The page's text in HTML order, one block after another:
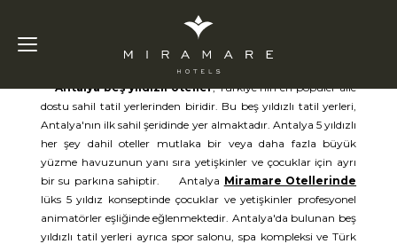
Antalya Beş Yıldızlı Oteller
Antalya beş yıldızlı oteller, Türkiye'nin en popüler aile
dostu sahil tatil yerlerinden biridir. Bu beş yıldızlı tatil yerleri,
Antalya'nın ilk sahil şeridinde yer almaktadır. Antalya 5 yıldızlı
her şey dahil oteller mutlaka bir veya daha fazla büyük
yüzme havuzunun yanı sıra yetişkinler ve çocuklar için ayrı
bir su parkına sahiptir. Antalya Miramare Otellerinde
lüks 5 yıldız konseptinde çocuklar ve yetişkinler profesyonel
animatörler eşliğinde eğlenmektedir. Antalya'da bulunan beş
yıldızlı tatil yerleri ayrıca spor salonu, spa kompleksi ve Türk